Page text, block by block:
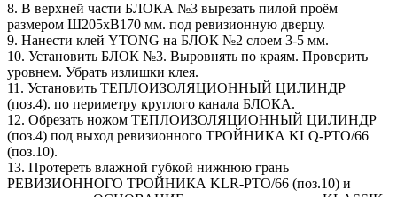
8. В верхней части БЛОКА №3 вырезать пилой проём
размером Ш205хВ170 мм. под ревизионную дверцу.
9. Нанести клей YTONG на БЛОК №2 слоем 3-5 мм.
10. Установить БЛОК №3. Выровнять по краям. Проверить
уровнем. Убрать излишки клея.
11. Установить ТЕПЛОИЗОЛЯЦИОННЫЙ ЦИЛИНДР
(поз.4). по периметру круглого канала БЛОКА.
12. Обрезать ножом ТЕПЛОИЗОЛЯЦИОННЫЙ ЦИЛИНДР
(поз.4) под выход ревизионного ТРОЙНИКА KLQ-PTO/66
(поз.10).
13. Протереть влажной губкой нижнюю грань
РЕВИЗИОННОГО ТРОЙНИКА KLR-PTO/66 (поз.10) и